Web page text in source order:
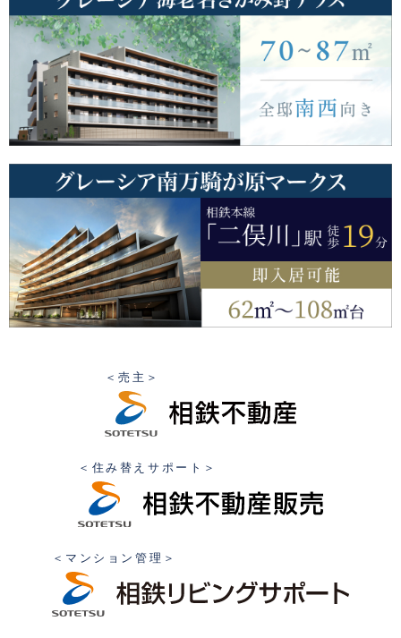
＜売主＞
＜住み替えサポート＞
＜マンション管理＞